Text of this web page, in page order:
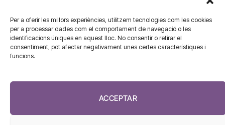
Per a oferir les millors experiències, utilitzem tecnologies com les cookies
per a processar dades com el comportament de navegació o les
identificacions úniques en aquest lloc. No consentir o retirar el
consentiment, pot afectar negativament unes certes característiques i
funcions.
ACCEPTAR
CONTACTA'NS
redaccio@diarisanitat.cat
932 311 247
CONNECTA